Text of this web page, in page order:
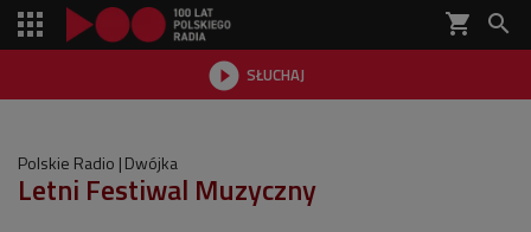
shopping_cart 
 SŁUCHAJ

Polskie Radio Dwójka
Letni Festiwal Muzyczny